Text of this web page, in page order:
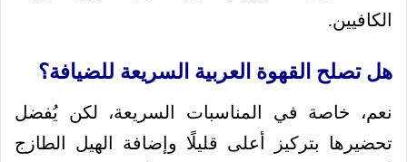
الكافيين.
هل تصلح القهوة العربية السريعة للضيافة؟
نعم، خاصة في المناسبات السريعة، لكن يُفضل
تحضيرها بتركيز أعلى قليلًا وإضافة الهيل الطازج